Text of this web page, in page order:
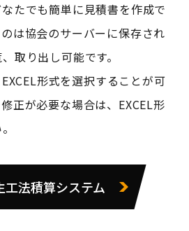
たでも簡単に見積書を作成で
は協会のサーバーに保存され
取り出し可能です。
形式を選択することが可
正が必要な場合は、EXCEL形
工法積算システム